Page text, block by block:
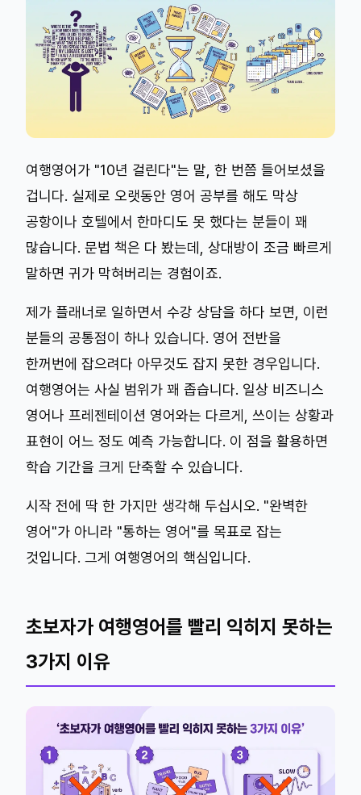
여행영어가 "10년 걸린다"는 말, 한 번쯤 들어보셨을
겁니다. 실제로 오랫동안 영어 공부를 해도 막상
공항이나 호텔에서 한마디도 못 했다는 분들이 꽤
많습니다. 문법 책은 다 봤는데, 상대방이 조금 빠르게
말하면 귀가 막혀버리는 경험이죠.
제가 플래너로 일하면서 수강 상담을 하다 보면, 이런
분들의 공통점이 하나 있습니다. 영어 전반을
한꺼번에 잡으려다 아무것도 잡지 못한 경우입니다.
여행영어는 사실 범위가 꽤 좁습니다. 일상 비즈니스
영어나 프레젠테이션 영어와는 다르게, 쓰이는 상황과
표현이 어느 정도 예측 가능합니다. 이 점을 활용하면
학습 기간을 크게 단축할 수 있습니다.
시작 전에 딱 한 가지만 생각해 두십시오. "완벽한
영어"가 아니라 "통하는 영어"를 목표로 잡는
것입니다. 그게 여행영어의 핵심입니다.
초보자가 여행영어를 빨리 익히지 못하는
3가지 이유